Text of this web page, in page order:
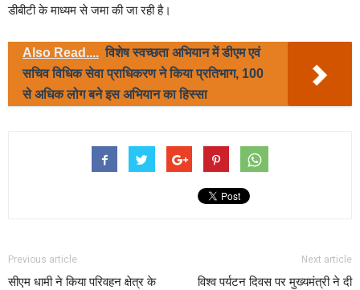
डीबीटी के माध्यम से जमा की जा रही है।
Also Read.... विशेष स्वच्छता अभियान में डीएम एवं
सचिव विधिक सेवा प्राधिकरण ने किया प्रतिभाग, 100
से अधिक लोग बने इस अभियान का हिस्सा
Previous article
सीएम धामी ने किया परिवहन क्षेत्र के
Next article
विश्व पर्यटन दिवस पर मुख्यमंत्री ने दी